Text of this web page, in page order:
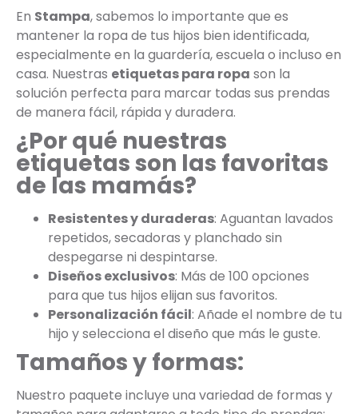
En Stampa, sabemos lo importante que es
mantener la ropa de tus hijos bien identificada,
especialmente en la guardería, escuela o incluso en
casa. Nuestras etiquetas para ropa son la
solución perfecta para marcar todas sus prendas
de manera fácil, rápida y duradera.
¿Por qué nuestras
etiquetas son las favoritas
de las mamás?
Resistentes y duraderas: Aguantan lavados
repetidos, secadoras y planchado sin
despegarse ni despintarse.
Diseños exclusivos: Más de 100 opciones
para que tus hijos elijan sus favoritos.
Personalización fácil: Añade el nombre de tu
hijo y selecciona el diseño que más le guste.
Tamaños y formas:
Nuestro paquete incluye una variedad de formas y